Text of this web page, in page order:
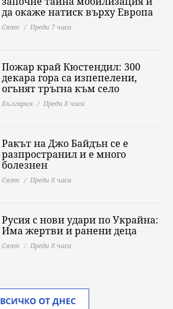
да окаже натиск върху Европа
Свят Преди 7 часа
Пожар край Кюстендил: 300
декара гора са изпепелени,
огънят тръгна към село
България Преди 8 часа
Ракът на Джо Байдън се е
разпространил и е много
болезнен
Свят Преди 8 часа
Русия с нови удари по Украйна:
Има жертви и ранени деца
Свят Преди 8 часа
ВСИЧКО ОТ ДНЕС